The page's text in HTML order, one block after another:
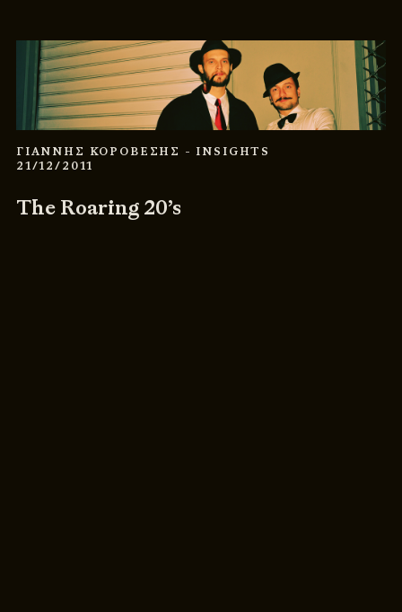
ΓΙΑΝΝΗΣ ΚΟΡΟΒΕΣΗΣ - INSIGHTS
21/12/2011
The Roaring 20’s